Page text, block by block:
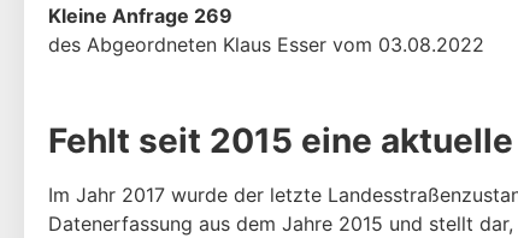
Kleine Anfrage 269
des Abgeordneten Klaus Esser vom 03.08.2022
Fehlt seit 2015 eine
Im Jahr 2017 wurde der letzte
Datenerfassung aus dem Jahre 2015 und stellt